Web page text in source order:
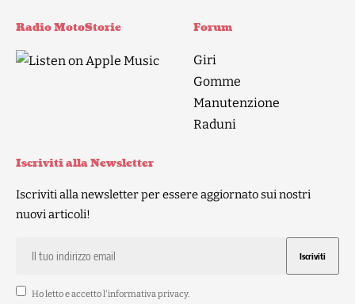
Radio MotoStorie Forum
Giri
Gomme
Manutenzione
Raduni
Iscriviti alla Newsletter
Iscriviti alla newsletter per essere aggiornato sui nostri
nuovi articoli!
Ho letto e accetto l'informativa privacy.